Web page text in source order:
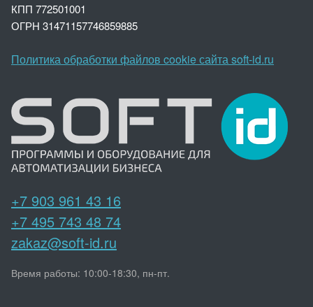
КПП 772501001
ОГРН 31471157746859885
Политика обработки файлов cookie сайта soft-id.ru
+7 903 961 43 16
+7 495 743 48 74
zakaz@soft-id.ru
Время работы: 10:00-18:30, пн-пт.